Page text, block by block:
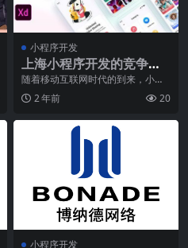
小程序开发
上海小程序开发的竞争对
手分析
随着移动互联网时代的到来，小程
序作为一个重要的服务方式已经逐
渐走进人们的生活。在
2 年前 20
小程序开发